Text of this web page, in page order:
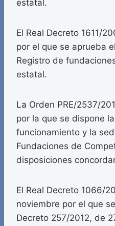
estatal.
El Real Decreto 1611/
por el que se aprueba
Registro de
estatal.
La Orden PRE/2537/
por la que se dispone
funcionamiento y la
Fundaciones de
disposiciones
El Real Decreto 1066/
noviembre por el que
Decreto 257/2012, de